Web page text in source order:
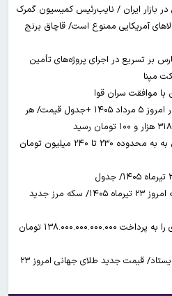
بازار ایران / نایب‌رئیس کمیسیون گمرک
آمریکایی ممنوع است/ قاچاق برنج
بر تسریع در اجرای پروژه‌های تأمین
مپنا
افزایش قیمت طلا و سکه در بازار امروز ۵ مرداد ۱۴۰۵ +جدول قیمت/ هر
میانگین قیمت مسکن در تهران به به محدوده ۲۳۰ تا ۲۴۰ میلیون تومان
قیمت زمان بازگشایی طلا و سکه امروز ۲۳ تیرماه ۱۴۰۵/ سکه مرز جدید
وزارت نفت، نهاد ریاست جمهوری را به پرداخت ۱۳۸.۰۰۰.۰۰۰.۰۰۰.۰۰۰ تومان
طلا در پایین‌ترین سطح قیمتی ایستاد/ قیمت جدید طلای جهانی امروز ۲۳